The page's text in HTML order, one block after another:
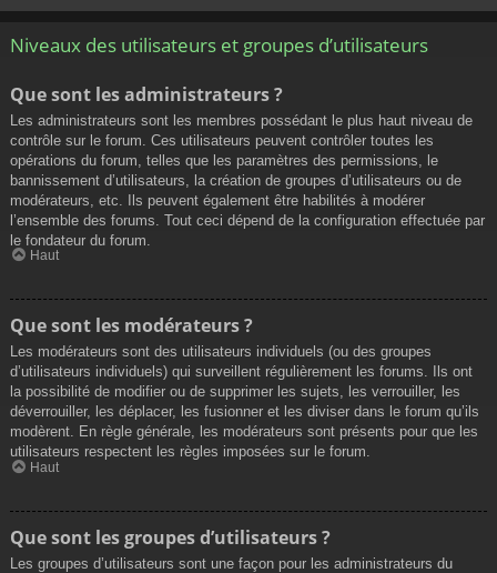
Niveaux des utilisateurs et groupes d’utilisateurs
Que sont les administrateurs ?
Les administrateurs sont les membres possédant le plus haut niveau de
contrôle sur le forum. Ces utilisateurs peuvent contrôler toutes les
opérations du forum, telles que les paramètres des permissions, le
bannissement d’utilisateurs, la création de groupes d’utilisateurs ou de
modérateurs, etc. Ils peuvent également être habilités à modérer
l’ensemble des forums. Tout ceci dépend de la configuration effectuée par
le fondateur du forum.
Haut
Que sont les modérateurs ?
Les modérateurs sont des utilisateurs individuels (ou des groupes
d’utilisateurs individuels) qui surveillent régulièrement les forums. Ils ont
la possibilité de modifier ou de supprimer les sujets, les verrouiller, les
déverrouiller, les déplacer, les fusionner et les diviser dans le forum qu’ils
modèrent. En règle générale, les modérateurs sont présents pour que les
utilisateurs respectent les règles imposées sur le forum.
Haut
Que sont les groupes d’utilisateurs ?
Les groupes d’utilisateurs sont une façon pour les administrateurs du